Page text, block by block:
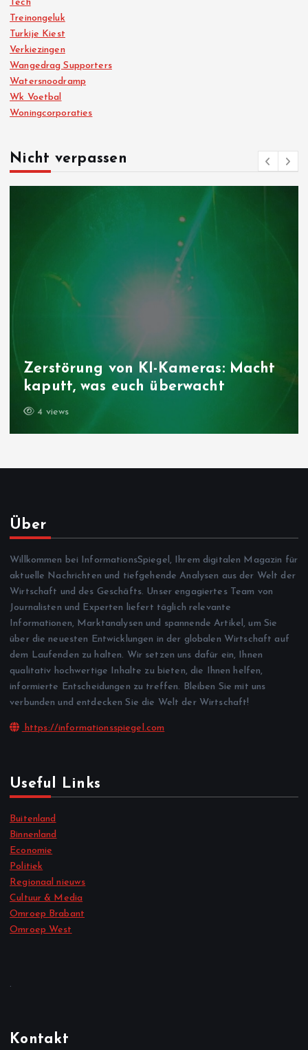
Tech
Treinongeluk
Turkije Kiest
Verkiezingen
Wangedrag Supporters
Watersnoodramp
Wk Voetbal
Woningcorporaties
Nicht verpassen
Zerstörung von KI-Kameras: Macht
kaputt, was euch überwacht
4 views
Über
Willkommen bei InformationsSpiegel, Ihrem digitalen Magazin für
aktuelle Nachrichten und tiefgehende Analysen aus der Welt der
Wirtschaft und des Geschäfts. Unser engagiertes Team von
Journalisten und Experten liefert täglich relevante
Informationen, Marktanalysen und spannende Artikel, um Sie
über die neuesten Entwicklungen in der globalen Wirtschaft auf
dem Laufenden zu halten. Wir setzen uns dafür ein, Ihnen
qualitativ hochwertige Inhalte zu bieten, die Ihnen helfen,
informierte Entscheidungen zu treffen. Bleiben Sie mit uns
verbunden und entdecken Sie die Welt der Wirtschaft!
https://informationsspiegel.com
Useful Links
Buitenland
Binnenland
Economie
Politiek
Regionaal nieuws
Cultuur & Media
Omroep Brabant
Omroep West
.
Kontakt